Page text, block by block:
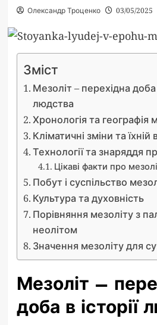
Олександр Троценко 03/05/2025
Зміст
Мезоліт – перехідна доба
людства
Хронологія та географія
Кліматичні зміни та їхній
Технології та знаряддя
Цікаві факти про
Побут і суспільство
Культура та духовність
Порівняння мезоліту з
неолітом
Значення мезоліту для
Мезоліт –
доба в історії